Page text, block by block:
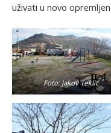
uživati u novo
Foto: Jakov Teklić